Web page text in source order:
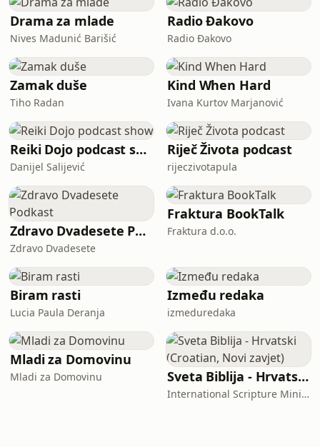
znači biti otvoren prema publici, kako
se nosi s komentarima i hejtom, o
njegovom partneru te putovanjima.
često ne izgovaraju naglas, ali su dio
sva
Drama za mlade
Nives Madunić Barišić
Radio Đakovo
Radio Đakovo
Zamak duše
Tiho Radan
Kind When Hard
Ivana Kurtov Marjanović
Reiki Dojo podcast show
Danijel Salijević
Riječ Života podcast
rijeczivotapula
Zdravo Dvadesete Podkast
Zdravo Dvadesete
Fraktura BookTalk
Fraktura d.o.o.
Biram rasti
Lucia Paula Deranja
Između redaka
izmeduredaka
Mladi za Domovinu
Mladi za Domovinu Sveta Biblija - Hrvatski (Croatian, Novi zavjet)
International Scripture Ministries